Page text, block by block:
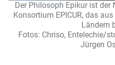
Der Philosoph Epikur ist
Konsortium EPICUR, das
Ländern
Fotos: Chriso, Entelechie/
Jürgen